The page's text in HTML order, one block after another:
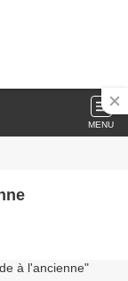
MENU